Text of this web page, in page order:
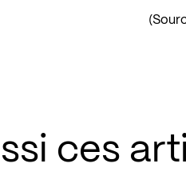
ces